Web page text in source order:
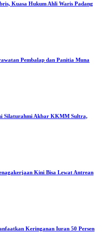
Kuasa Hukum Ahli Waris Padang
Pembalap dan Panitia Muna
Silaturahmi Akbar KKMM Sultra,
Kini Bisa Lewat Antrean
Keringanan Iuran 50 Persen